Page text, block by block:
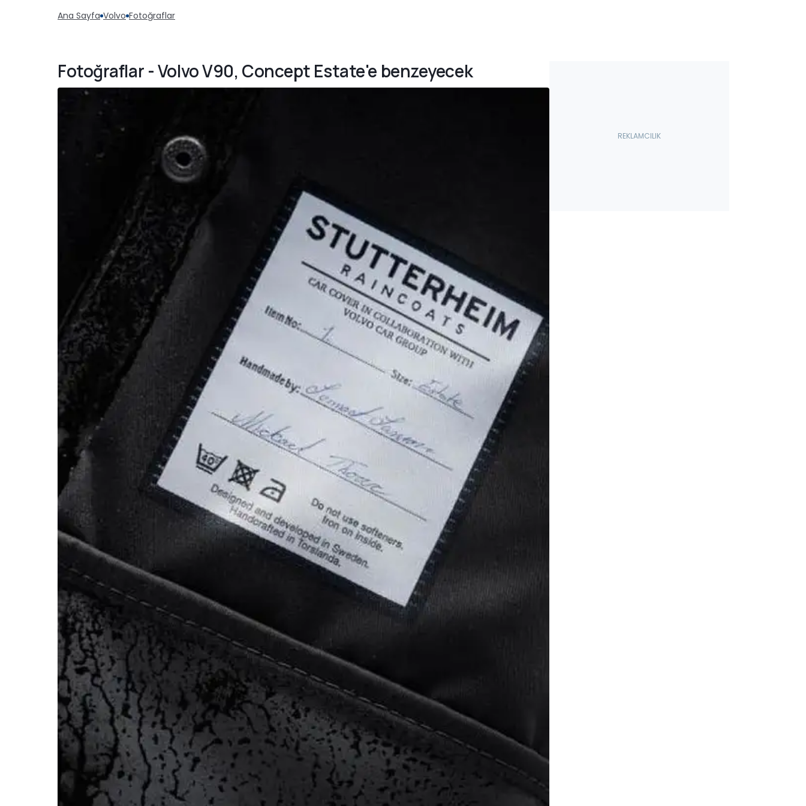
Ana Sayfa Volvo Fotoğraflar
Fotoğraflar - Volvo V90, Concept Estate'e benzeyecek